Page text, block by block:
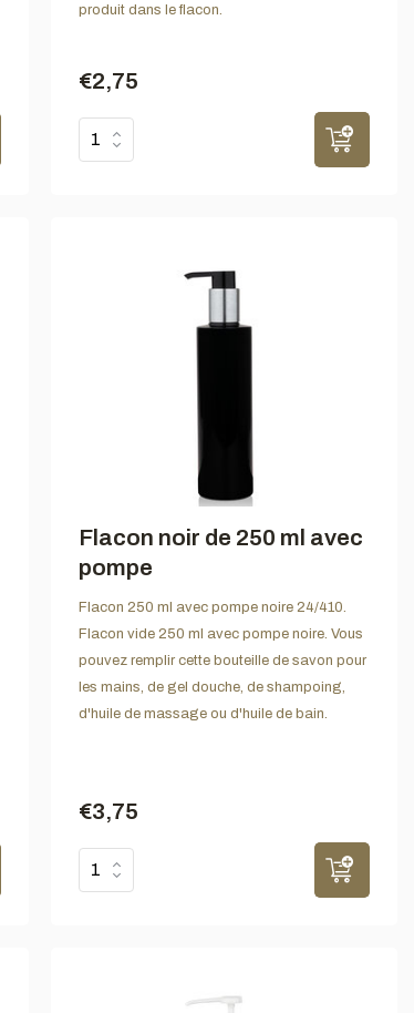
produit dans le flacon.
€2,75
Flacon noir de 250 ml avec
pompe
Flacon 250 ml avec pompe noire 24/410.
Flacon vide 250 ml avec pompe noire. Vous
pouvez remplir cette bouteille de savon pour
les mains, de gel douche, de shampoing,
d'huile de massage ou d'huile de bain.
€3,75